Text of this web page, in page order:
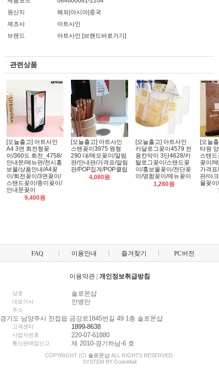
원산지
해외|아시아|중국
제조사
아트사인
브랜드
아트사인 [브랜드바로가기]
관련상품
[오늘출고] 아트사인
A4 3면 회전형꽂
이/360도 회전_4758/
안내문/메뉴판/전시홍
보물/상품안내/A4꽂
이/회전꽂이/3면꽂이/
스탠드꽂이/종이꽂이/
안내문꽂이
9,400원
[오늘출고] 아트사인
스텐꽂이3975 원형
290 대/메모꽂이/알림
판/안내판/가격표/알림
판/POP집게/POP클립
4,080원
[오늘출고] 아트사인
카달로그꽂이4579 전
용칸막이 3단4628/카
탈로그꽂이/스탠드꽂
이/홍보물꽂이/전단꽂
이/명함꽂이/메뉴꽂이
1,280원
[오늘
타원
스탠
꽂이/
가격
판/아
물꽂
FAQ 이용안내 즐겨찾기 PC버전
이용약관| 개인정보취급방침
상호 솔로몬샵
대표이사 안병만
주소
경기도 남양주시 진접읍 금강로1845번길 49 1층 솔로몬샵
고객센터 1899-8638
사업자번호 220-07-61880
통신판매업신고 제 2010-경기하남-6 호
COPYRIGHT (C) 솔로몬샵 ALL RIGHTS RESERVED.
SYSTEM BY GodoMall